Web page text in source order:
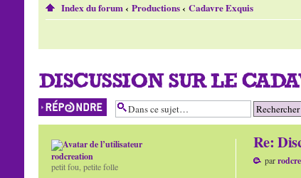
Index du forum‹ Productions‹ Cadavre Exquis
DISCUSSION SUR LE
Répondre
Re:
par
rodcreation
petit fou, petite folle